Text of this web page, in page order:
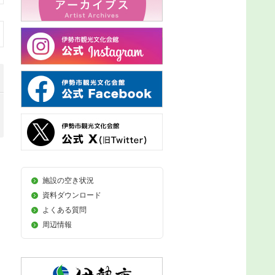
施設の空き状況
資料ダウンロード
よくある質問
周辺情報